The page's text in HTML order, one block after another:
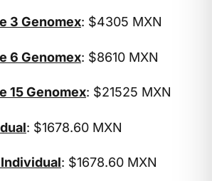
3 Genomex: $4305 MXN
6 Genomex: $8610 MXN
15 Genomex: $21525 MXN
: $1678.60 MXN
: $1678.60 MXN